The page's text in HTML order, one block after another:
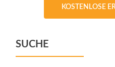
KOSTENLOSE
SUCHE